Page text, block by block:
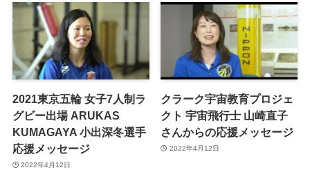
2021東京五輪 女子7人制ラ
グビー出場 ARUKAS
KUMAGAYA 小出深冬選手
応援メッセージ
2022年4月12日
クラーク宇宙教育プロジェ
クト 宇宙飛行士 山崎直子
さんからの応援メッセージ
2022年4月12日